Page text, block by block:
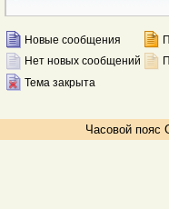
Новые сообщения
Нет новых сообщений
Тема закрыта
Часовой пояс